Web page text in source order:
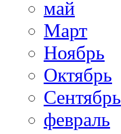
май
Март
Ноябрь
Октябрь
Сентябрь
февраль